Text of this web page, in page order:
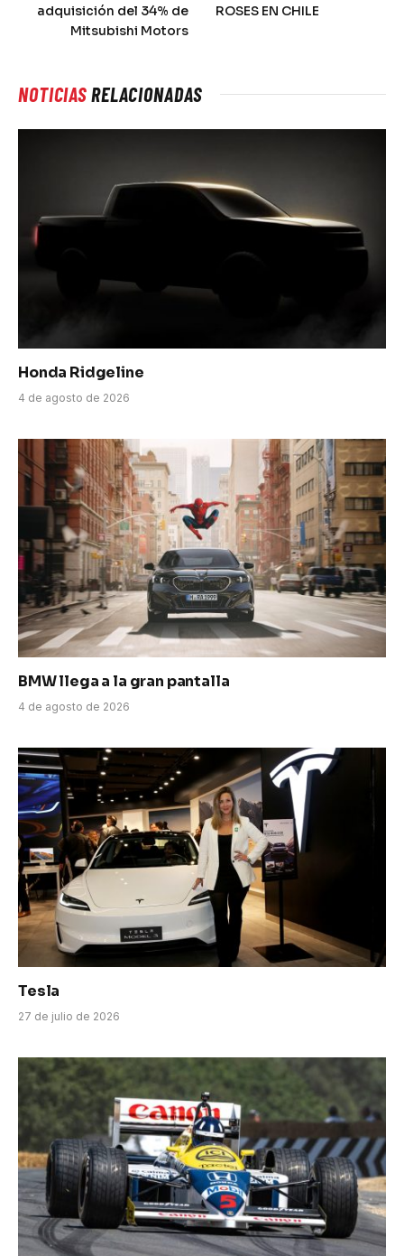
adquisición del 34% de
Mitsubishi Motors
ROSES EN CHILE
NOTICIASRELACIONADAS
Honda Ridgeline
4 de agosto de 2026
BMW llega a la gran pantalla
4 de agosto de 2026
Tesla
27 de julio de 2026